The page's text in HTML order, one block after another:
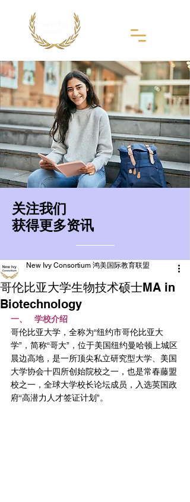
​关注我们
获得更多资讯
哥伦比亚大学生物技术硕士MA in
Biotechnology
New Ivy Consortium 鸿美国际教育联盟
一、   学校介绍
哥伦比亚大学，全称为“纽约市哥伦比亚大
学”，简称“哥大”，位于美国纽约曼哈顿上城区
晨边高地，是一所顶尖私立研究型大学、美国
大学协会十四所创始院校之一，也是常春藤盟
校之一，全球大学校长论坛成员，入选英国政
府“高潜力人才签证计划”。